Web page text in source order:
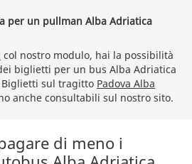
per un pullman Alba Adriatica
col nostro modulo, hai la possibilità
biglietti per un bus Alba Adriatica
Biglietti sul tragitto Padova Alba
anche consultabili sul nostro sito.
di meno i